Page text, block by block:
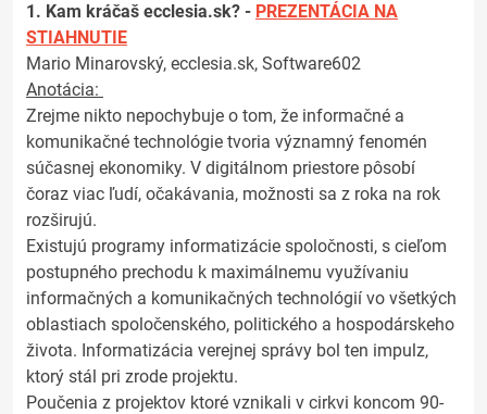
1. Kam kráčaš ecclesia.sk? - PREZENTÁCIA NA
STIAHNUTIE
Mario Minarovský, ecclesia.sk, Software602
Anotácia:
Zrejme nikto nepochybuje o tom, že informačné a
komunikačné technológie tvoria významný fenomén
súčasnej ekonomiky. V digitálnom priestore pôsobí
čoraz viac ľudí, očakávania, možnosti sa z roka na rok
rozširujú.
Existujú programy informatizácie spoločnosti, s cieľom
postupného prechodu k maximálnemu využívaniu
informačných a komunikačných technológií vo všetkých
oblastiach spoločenského, politického a hospodárskeho
života. Informatizácia verejnej správy bol ten impulz,
ktorý stál pri zrode projektu.
Poučenia z projektov ktoré vznikali v cirkvi koncom 90-